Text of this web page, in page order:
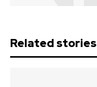
Related stories